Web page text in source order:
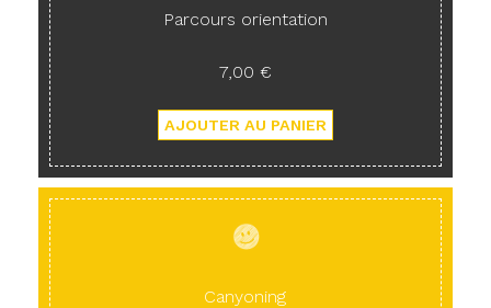
Parcours orientation
7,00 €
Canyoning